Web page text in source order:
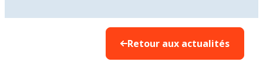
Retour aux actualités